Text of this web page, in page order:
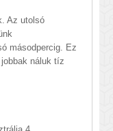
Az utolsó
másodpercig. Ez
náluk tíz